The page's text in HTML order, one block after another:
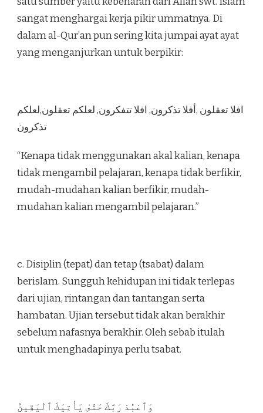
sangat menghargai kerja pikir ummatnya. Di
dalam al-Qur’an pun sering kita jumpai ayat ayat
yang menganjurkan untuk berpikir:
افلا تعقلون ,أفلا تذكرون, افلا تتفكرون, لعلكم تعقلون,لعلكم
تذكرون
“Kenapa tidak menggunakan akal kalian, kenapa
tidak mengambil pelajaran, kenapa tidak berfikir,
mudah-mudahan kalian berfikir, mudah-
mudahan kalian mengambil pelajaran.”
c. Disiplin (tepat) dan tetap (tsabat) dalam
berislam. Sungguh kehidupan ini tidak terlepas
dari ujian, rintangan dan tantangan serta
hambatan. Ujian tersebut tidak akan berakhir
sebelum nafasnya berakhir. Oleh sebab itulah
untuk menghadapinya perlu tsabat.
وَٱعْبُدْ رَبَّكَ حَتَّىٰ يَأْتِيَكَ ٱلْيَقِينُ